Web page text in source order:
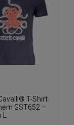
T-Shirt
GST652 –